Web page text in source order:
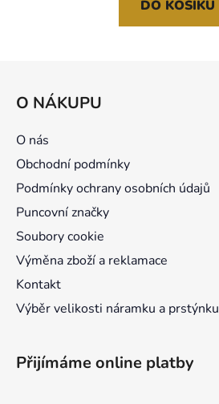
DO KOŠÍKU
O NÁKUPU
O nás
Obchodní podmínky
Podmínky ochrany osobních údajů
Puncovní značky
Soubory cookie
Výměna zboží a reklamace
Kontakt
Výběr velikosti náramku a prstýnku
Přijímáme online platby